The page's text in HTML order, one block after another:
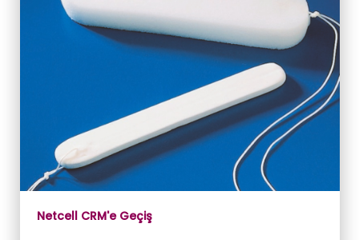
Netcell CRM'e Geçiş